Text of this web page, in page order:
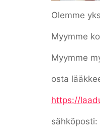
Olemme
Myymme
Myymme
osta
https://
sähköposti: